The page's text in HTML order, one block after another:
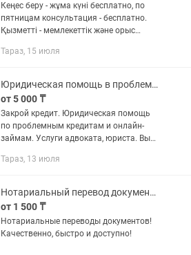
Кеңес беру - жұма күні бесплатно, по
пятницам консультация - бесплатно.
Қызметті - мемлекеттік және орыс
услуги на государственном и русском
Тараз, 15 июля
Юридическая помощь в проблемных кредитах и онлайн-займах. Тараз.
от 5 000 ₸
Закрой кредит. Юридическая помощь
по проблемным кредитам и онлайн-
займам. Услуги адвоката, юриста. Вы
Юридическая компания СтопДолг
Тараз, 13 июля
Нотариальный перевод документов
от 1 500 ₸
Нотариальные переводы документов!
Качественно, быстро и доступно!